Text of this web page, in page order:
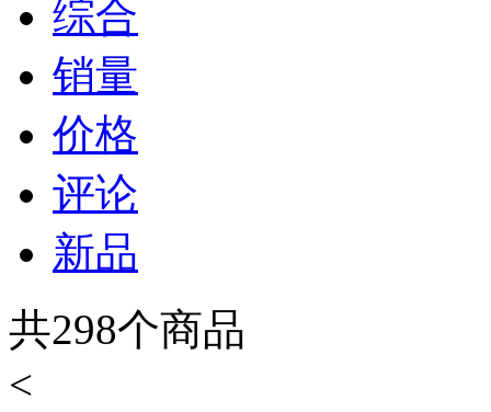
综合
销量
价格
评论
新品
共298个商品
<